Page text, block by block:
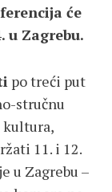
će
u Zagrebu.
po treći put
stručnu
11. i 12.
u Zagrebu –